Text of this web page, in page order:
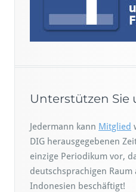
Unterstützen Sie
Jedermann kann Mitglied
DIG herausgegebenen
einzige Periodikum vor,
deutschsprachigen
Indonesien beschäftigt!